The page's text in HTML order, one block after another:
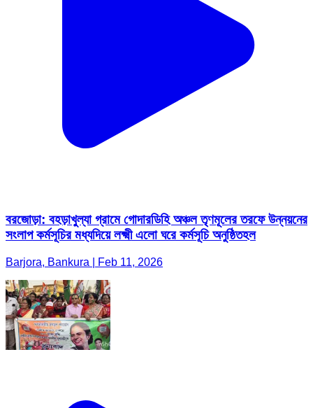
বরজোড়া: বহড়াখুল্যা গ্রামে গোদারডিহি অঞ্চল তৃণমূলের তরফে উন্নয়নের
সংলাপ কর্মসূচির মধ্যদিয়ে লক্ষ্মী এলো ঘরে কর্মসূচি অনুষ্ঠিতহল
Barjora, Bankura | Feb 11, 2026